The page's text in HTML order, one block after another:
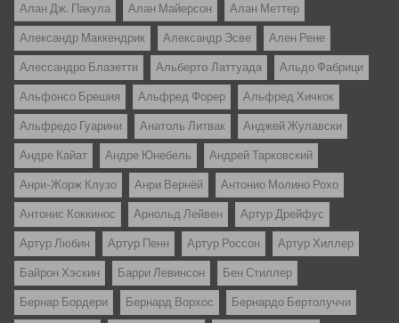
Алан Дж. Пакула Алан Майерсон Алан Меттер
Александр Маккендрик Александр Эсве Ален Рене
Алессандро Блазетти Альбертo Латтуада Альдо Фабрици
Альфонсо Брешия Альфред Форер Альфред Хичкок
Альфредо Гуарини Анатоль Литвак Анджей Жулавски
Андре Кайат Андре Юнебель Андрей Тарковский
Анри-Жорж Клузо Анри Вернёй Антонио Молино Рохо
Антонис Коккинос Арнольд Лейвен Артур Дрейфус
Артур Любин Артур Пенн Артур Россон Артур Хиллер
Байрон Хэскин Барри Левинсон Бен Стиллер
Бернар Бордери Бернард Ворхос Бернардо Бертолуччи